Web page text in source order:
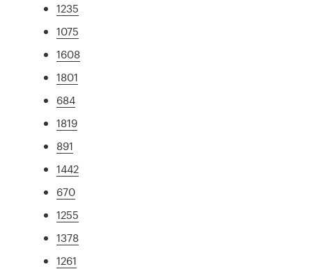
1235
1075
1608
1801
684
1819
891
1442
670
1255
1378
1261